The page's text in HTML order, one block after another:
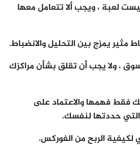
لعبة ، ويجب ألا تتعامل معها
مثير يمزج بين التحليل والانضباط.
، ولا يجب أن تقلق بشأن مراكزك
فقط فهمها والاعتماد على
التي حددتها لنفسك.
لكيفية الربح من الفوركس.